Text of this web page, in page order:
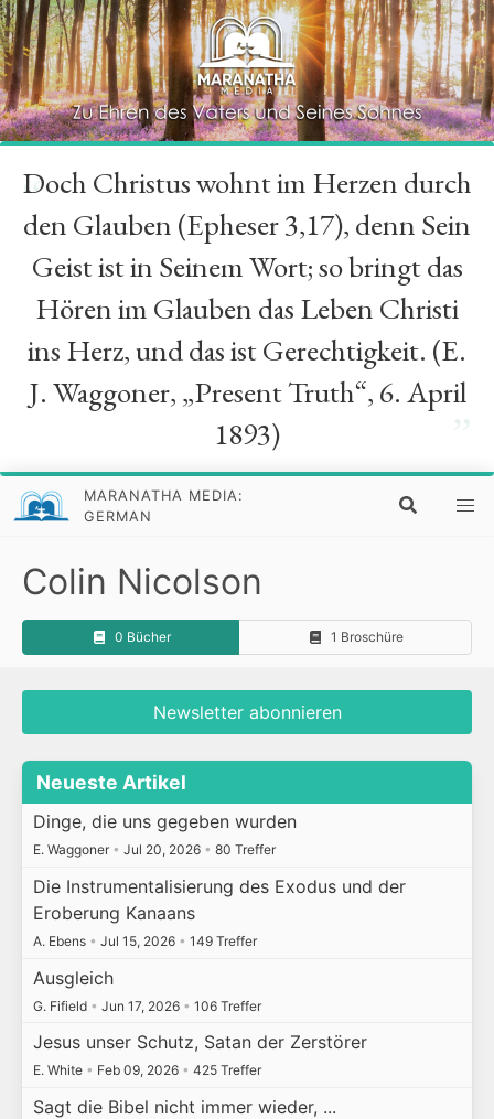
“
Doch Christus wohnt im Herzen durch
den Glauben (Epheser 3,17), denn Sein
Geist ist in Seinem Wort; so bringt das
Hören im Glauben das Leben Christi
ins Herz, und das ist Gerechtigkeit. (E.
J. Waggoner, „Present Truth“, 6. April
1893)
MARANATHA MEDIA:
GERMAN
Colin Nicolson
0 Bücher 1 Broschüre
Newsletter abonnieren
Neueste Artikel
Dinge, die uns gegeben wurden
E. Waggoner • Jul 20, 2026 • 80 Treffer
Die Instrumentalisierung des Exodus und der
Eroberung Kanaans
A. Ebens • Jul 15, 2026 • 149 Treffer
Ausgleich
G. Fifield • Jun 17, 2026 • 106 Treffer
Jesus unser Schutz, Satan der Zerstörer
E. White • Feb 09, 2026 • 425 Treffer
Sagt die Bibel nicht immer wieder, ...